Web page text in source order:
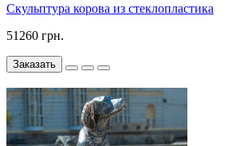
Скульптура корова из стеклопластика
51260 грн.
Заказать